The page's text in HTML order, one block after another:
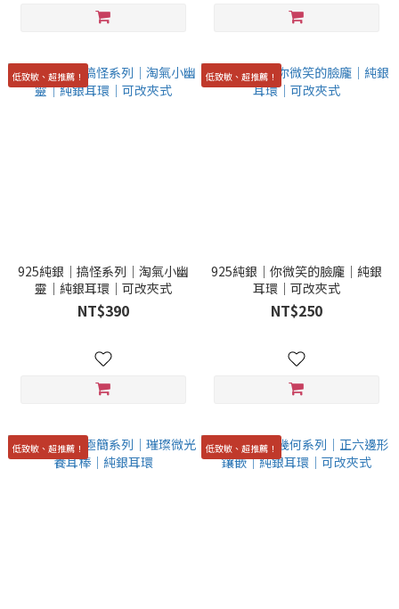
低致敏、超推薦！
925純銀｜搞怪系列｜淘氣小幽
靈｜純銀耳環｜可改夾式
NT$390
低致敏、超推薦！
925純銀｜你微笑的臉龐｜純銀
耳環｜可改夾式
NT$250
低致敏、超推薦！ 低致敏、超推薦！